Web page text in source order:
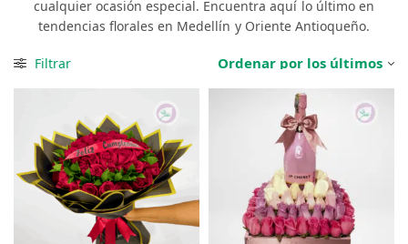
cualquier ocasión especial. Encuentra aquí lo último en
tendencias florales en Medellín y Oriente Antioqueño.
Filtrar